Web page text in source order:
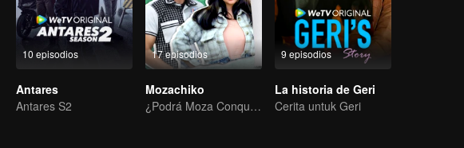
10 episodios
Antares
Antares S2
17 episodios
Mozachiko
¿Podrá Moza Conquistar el Corazón de Chiko?
9 episodios
La historia de Geri
Cerita untuk Geri